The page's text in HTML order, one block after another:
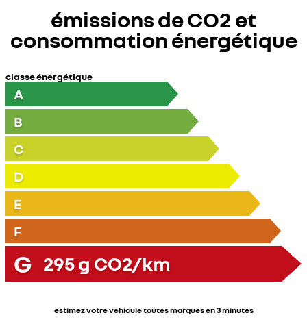
émissions de CO2 et
consommation énergétique
classe énergétique
A
B
C
D
E
F
G 295g CO2/km
estimez votre véhicule toutes marques en 3 minutes